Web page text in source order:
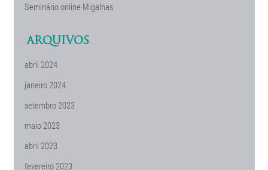
Seminário online Migalhas
ARQUIVOS
abril 2024
janeiro 2024
setembro 2023
maio 2023
abril 2023
fevereiro 2023